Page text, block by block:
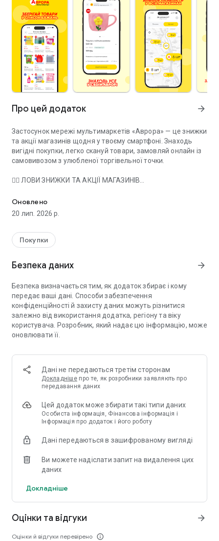
Про цей додаток arrow_forward
Застосунок мережі мультимаркетів «Аврора» — це знижки
та акції магазинів щодня у твоєму смартфоні. Знаходь
вигідні покупки, легко скануй товари, замовляй онлайн із
самовивозом з улюбленої торгівельної точки.
❤️‍🔥 ЛОВИ ЗНИЖКИ ТА АКЦІЇ МАГАЗИНІВ
категоріями у розділі «Всі акції».
- Перевіряй усі наші ТОПчики одразу у
«Суперпропозиціях».
знижками». Активуй сповіщення, щоб бути у курсі нових
знижок та акцій у магазинах України.
📋 ШУКАЙ У КАТАЛОЗІ ТОВАРІВ
речей та цікавинок, потрібних щодня усій родині:
- Краса та здоровʼя
- Одяг, взуття, аксесуари
- Техніка та електроніка
- Товари для дому
- Побутова хімія
- Продукти та напої
- Зоотовари
Плануєш ремонт, пікнік 🧺, подорож чи свято 🎈—
Перевіряй одразу наявність товару у 3 найближчих
мультимаркетах «Аврори». Став ❤️ на сторінці або в
сканері чи Scan&Go, щоб пильнувати бажане та ціни на
нього.
🔍 ПЕРЕВІРЯЙ ЗІ СКАНЕРОМ ЦІН
Скануй штрихкод товару і миттєво дізнавайся ціну
покупки. Сканер покаже наявність товару у магазинах
працює. Скануй і купуй🚀
🛍️ КОРИСТАЙСЯ ОНЛАЙН-ЗАМОВЛЕННЯМ ІЗ
САМОВИВОЗОМ
Роби швидкі онлайн-замовлення і забирай без черги у
Оновлено
20 лип. 2026 р.
Покупки
Безпека даних arrow_forward
Безпека визначається тим, як додаток збирає і кому
передає ваші дані. Способи забезпечення
конфіденційності й захисту даних можуть різнитися
залежно від використання додатка, регіону та віку
користувача. Розробник, який надає цю інформацію, може
оновлювати її.
Дані не передаються третім сторонам
Докладніше про те, як розробники заявляють про
передавання даних
Цей додаток може збирати такі типи даних
Особиста інформація, Фінансова інформація і
Інформація про додаток і його роботу
Дані передаються в зашифрованому вигляді
Ви можете надіслати запит на видалення цих
даних
Докладніше
Оцінки та відгуки
Оцінки й відгуки перевірено info_outline
arrow_forward